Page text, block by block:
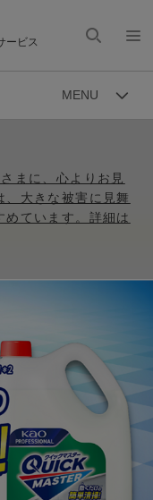
ービス
く
MENU
まに、心よりお見
大きな被害に見舞
ています。詳細は